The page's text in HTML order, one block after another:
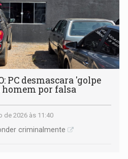
PC desmascara 'golpe
por falsa
de 2026 às 11:40
criminalmente